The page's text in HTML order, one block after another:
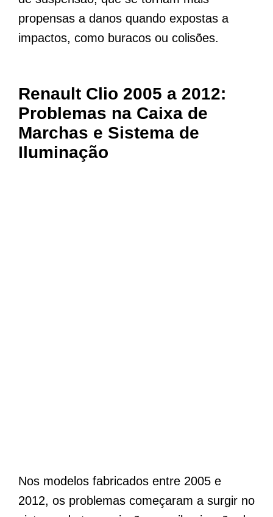
propensas a danos quando expostas a
impactos, como buracos ou colisões.
Renault Clio 2005 a 2012:
Problemas na Caixa de
Marchas e Sistema de
Iluminação
Nos modelos fabricados entre 2005 e
2012, os problemas começaram a surgir no